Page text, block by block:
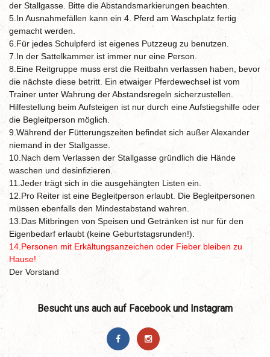
der Stallgasse. Bitte die Abstandsmarkierungen beachten.
5.In Ausnahmefällen kann ein 4. Pferd am Waschplatz fertig
gemacht werden.
6.Für jedes Schulpferd ist eigenes Putzzeug zu benutzen.
7.In der Sattelkammer ist immer nur eine Person.
8.Eine Reitgruppe muss erst die Reitbahn verlassen haben, bevor
die nächste diese betritt. Ein etwaiger Pferdewechsel ist vom
Trainer unter Wahrung der Abstandsregeln sicherzustellen.
Hilfestellung beim Aufsteigen ist nur durch eine Aufstiegshilfe oder
die Begleitperson möglich.
9.Während der Fütterungszeiten befindet sich außer Alexander
niemand in der Stallgasse.
10.Nach dem Verlassen der Stallgasse gründlich die Hände
waschen und desinfizieren.
11.Jeder trägt sich in die ausgehängten Listen ein.
12.Pro Reiter ist eine Begleitperson erlaubt. Die Begleitpersonen
müssen ebenfalls den Mindestabstand wahren.
13.Das Mitbringen von Speisen und Getränken ist nur für den
Eigenbedarf erlaubt (keine Geburtstagsrunden!).
14.Personen mit Erkältungsanzeichen oder Fieber bleiben zu
Hause!
Der Vorstand
Besucht uns auch auf Facebook und Instagram